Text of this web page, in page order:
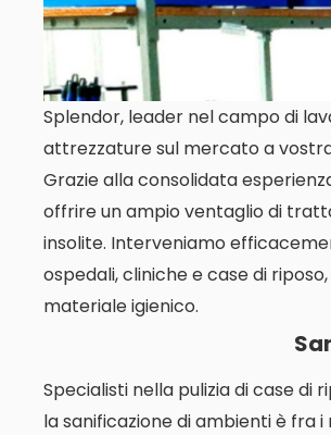
Splendor, leader nel campo di
attrezzature sul mercato a
Grazie alla consolidata
offrire un ampio ventaglio di
insolite. Interveniamo
ospedali, cliniche e case di
materiale igienico.
Specialisti nella pulizia di case di
la sanificazione di ambienti è fra i